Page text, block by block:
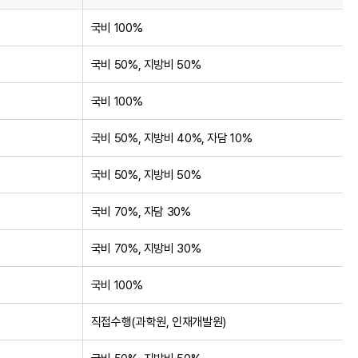
국비 100%
국비 50%, 지방비 50%
국비 100%
국비 50%, 지방비 40%, 자담 10%
국비 50%, 지방비 50%
국비 70%, 자담 30%
국비 70%, 지방비 30%
국비 100%
직접수행(과학원, 인재개발원)